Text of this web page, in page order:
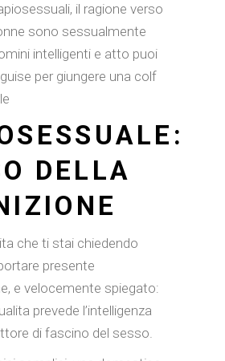
il ragione verso
sono sessualmente
intelligenti e atto puoi
per giungere una colf
DELLA
che ti stai chiedendo
presente
e velocemente spiegato:
prevede l’intelligenza
di fascino del sesso.